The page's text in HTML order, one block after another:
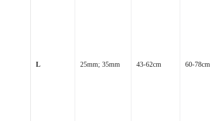
L 25mm; 35mm 43-62cm 60-78cm